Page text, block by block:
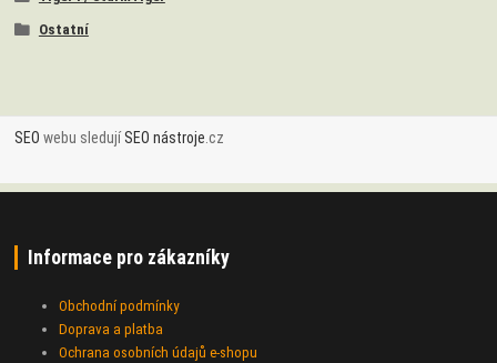
Ostatní
SEO webu sledujíSEO nástroje .cz
Informace pro zákazníky
Obchodní podmínky
Doprava a platba
Ochrana osobních údajů e-shopu